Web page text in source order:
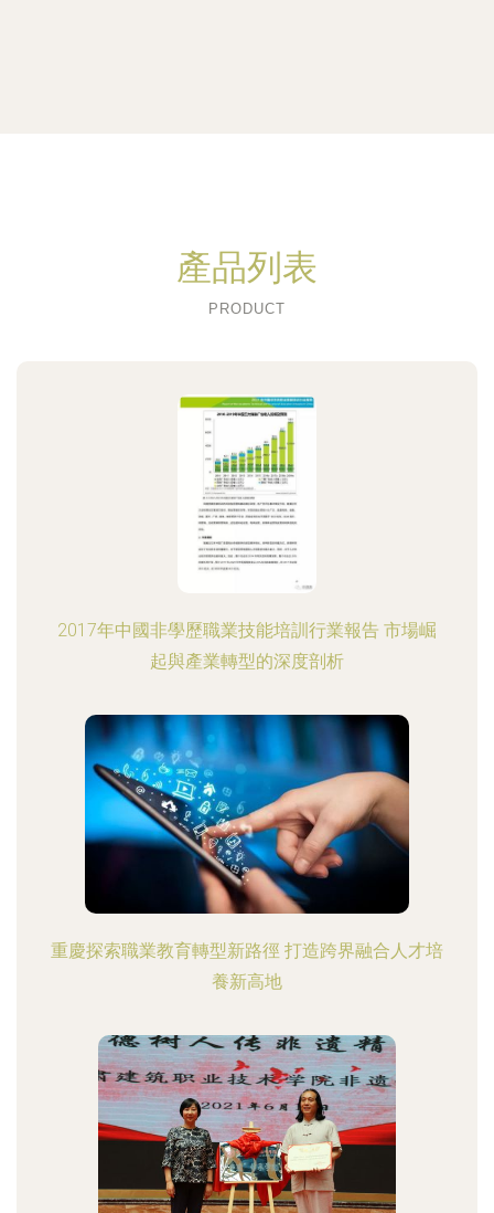
產品列表
PRODUCT
2017年中國非學歷職業技能培訓行業報告 市場崛
起與產業轉型的深度剖析
重慶探索職業教育轉型新路徑 打造跨界融合人才培
養新高地